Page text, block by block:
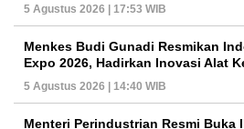
5 Agustus 2026 | 17:53 WIB
Menkes Budi Gunadi Resmikan
Expo 2026, Hadirkan Inovasi Alat
5 Agustus 2026 | 14:40 WIB
Menteri Perindustrian Resmi Buka